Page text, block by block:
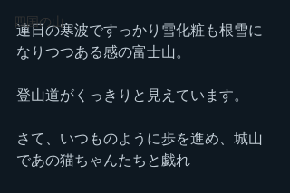
四国の山
連日の寒波ですっかり雪化粧も根雪に
なりつつある感の富士山。
登山道がくっきりと見えています。
さて、いつものように歩を進め、城山
であの猫ちゃんたちと戯れ